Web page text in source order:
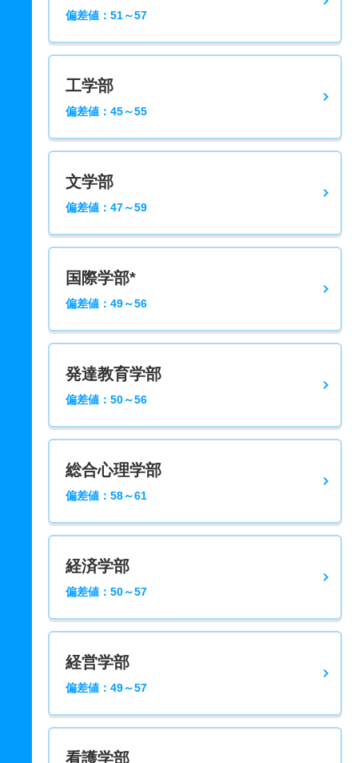
偏差値：51～57
工学部
偏差値：45～55
文学部
偏差値：47～59
国際学部*
偏差値：49～56
発達教育学部
偏差値：50～56
総合心理学部
偏差値：58～61
経済学部
偏差値：50～57
経営学部
偏差値：49～57
看護学部